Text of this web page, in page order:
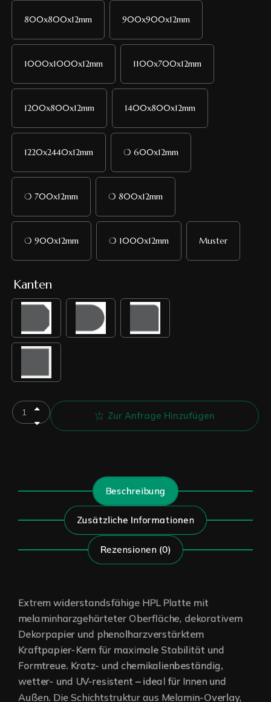
800x800x12mm 900x900x12mm
1000x1000x12mm 1100x700x12mm
1200x800x12mm 1400x800x12mm
1220x2440x12mm ❍ 600x12mm
❍ 700x12mm ❍ 800x12mm
❍ 900x12mm ❍ 1000x12mm Muster
Kanten
Zur Anfrage Hinzufügen
Beschreibung
Zusätzliche Informationen
Rezensionen (0)
Extrem widerstandsfähige HPL Platte mit
melaminharzgehärteter Oberfläche, dekorativem
Dekorpapier und phenolharzverstärktem
Kraftpapier-Kern für maximale Stabilität und
Formtreue. Kratz- und chemikalienbeständig,
wetter- und UV-resistent – ideal für Innen und
Außen. Die Schichtstruktur aus Melamin-Overlay,